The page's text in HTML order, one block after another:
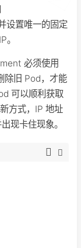
设置唯一的固定
。
必须使用
除旧 Pod，才能
可以顺利获取
方式，IP 地址
现卡住现象。